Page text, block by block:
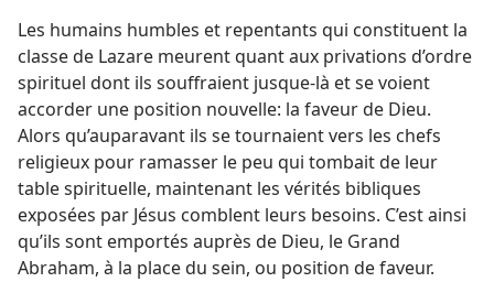
Les humains humbles et repentants qui constituent la
classe de Lazare meurent quant aux privations d’ordre
spirituel dont ils souffraient jusque-​là et se voient
accorder une position nouvelle: la faveur de Dieu.
Alors qu’auparavant ils se tournaient vers les chefs
religieux pour ramasser le peu qui tombait de leur
table spirituelle, maintenant les vérités bibliques
exposées par Jésus comblent leurs besoins. C’est ainsi
qu’ils sont emportés auprès de Dieu, le Grand
Abraham, à la place du sein, ou position de faveur.